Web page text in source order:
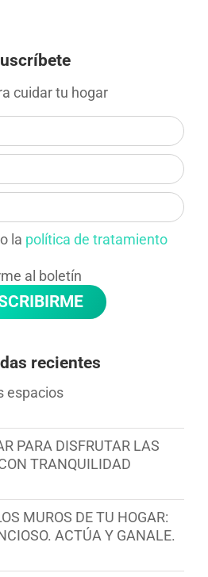
cuidar tu hogar
la política de tratamiento
al boletín
recientes
espacios
PARA DISFRUTAR LAS
TRANQUILIDAD
MUROS DE TU HOGAR:
ACTÚA Y GANALE.